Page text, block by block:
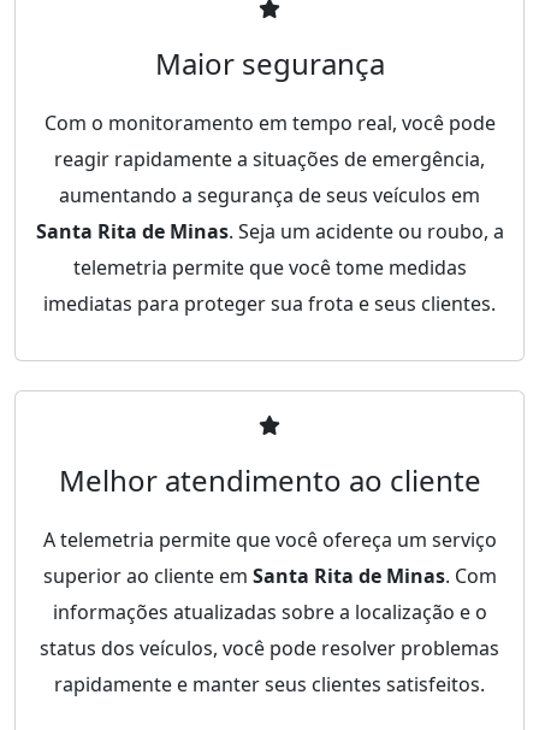
Maior segurança
Com o monitoramento em tempo real, você pode
reagir rapidamente a situações de emergência,
aumentando a segurança de seus veículos em
Santa Rita de Minas. Seja um acidente ou roubo, a
telemetria permite que você tome medidas
imediatas para proteger sua frota e seus clientes.
Melhor atendimento ao cliente
A telemetria permite que você ofereça um serviço
superior ao cliente em Santa Rita de Minas. Com
informações atualizadas sobre a localização e o
status dos veículos, você pode resolver problemas
rapidamente e manter seus clientes satisfeitos.